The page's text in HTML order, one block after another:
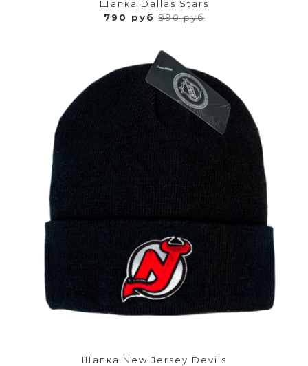
Шапка Dallas Stars
790 руб990 руб
Шапка New Jersey Devils